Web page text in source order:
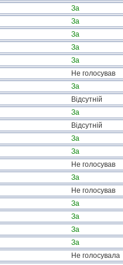
За
За
За
За
За
Не голосував
За
Відсутній
За
Відсутній
За
За
Не голосував
За
Не голосував
За
За
За
За
Не голосувала